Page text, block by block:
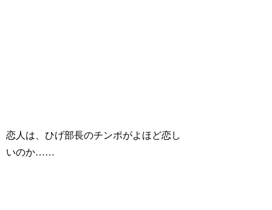
恋人は、ひげ部長のチンポがよほど恋し
いのか……